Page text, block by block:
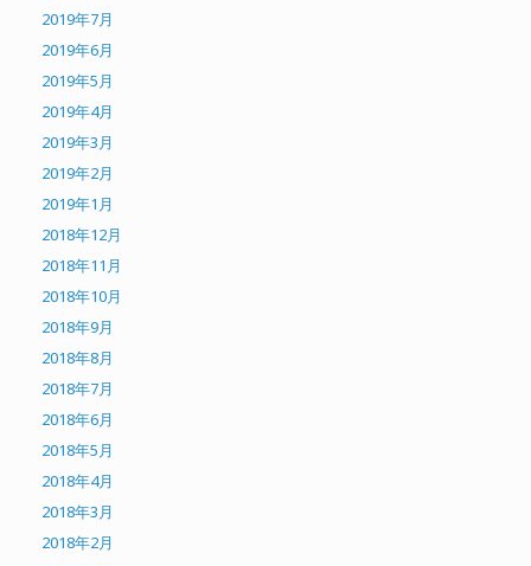
2019年7月
2019年6月
2019年5月
2019年4月
2019年3月
2019年2月
2019年1月
2018年12月
2018年11月
2018年10月
2018年9月
2018年8月
2018年7月
2018年6月
2018年5月
2018年4月
2018年3月
2018年2月